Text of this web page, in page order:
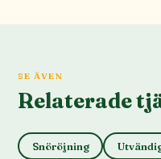
SE ÄVEN
Relaterade
Snöröjning